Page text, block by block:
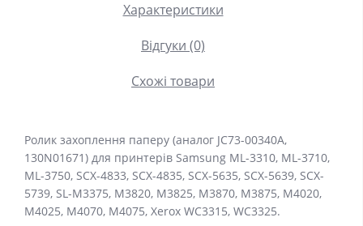
Характеристики
Відгуки (0)
Схожі товари
Ролик захоплення паперу (аналог JC73-00340A,
130N01671) для принтерів Samsung ML-3310, ML-3710,
ML-3750, SCX-4833, SCX-4835, SCX-5635, SCX-5639, SCX-
5739, SL-M3375, M3820, M3825, M3870, M3875, M4020,
M4025, M4070, M4075, Xerox WC3315, WC3325.